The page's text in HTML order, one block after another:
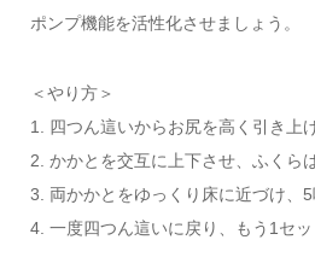
ポンプ機能を活性化させましょう。
＜やり方＞
1. 四つん這いからお尻を高く引き上
2. かかとを交互に上下させ、ふくら
3. 両かかとをゆっくり床に近づけ、
4. 一度四つん這いに戻り、もう1セ